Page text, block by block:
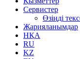
Сервистер
Өзіңді
Жарияланымдар
НҚА
RU
KZ